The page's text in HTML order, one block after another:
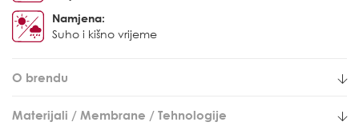
Namjena:
Suho i kišno vrijeme
O brendu
Materijali / Membrane / Tehnologije